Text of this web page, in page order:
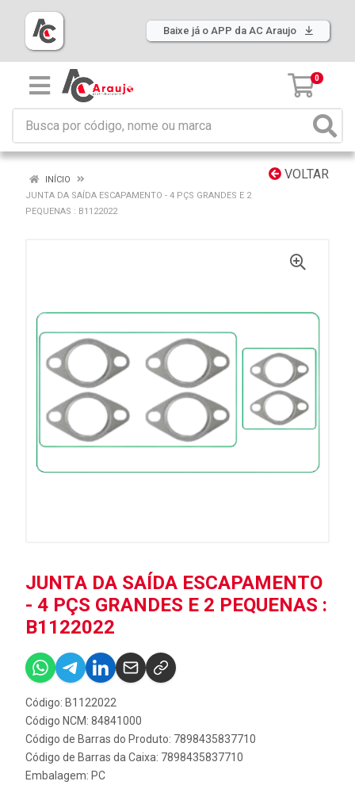
Baixe já o APP da AC Araujo
0
VOLTAR
INÍCIO
JUNTA DA SAÍDA ESCAPAMENTO - 4 PÇS GRANDES E 2
PEQUENAS : B1122022
JUNTA DA SAÍDA ESCAPAMENTO
- 4 PÇS GRANDES E 2 PEQUENAS :
B1122022
Código: B1122022
Código NCM: 84841000
Código de Barras do Produto: 7898435837710
Código de Barras da Caixa: 7898435837710
Embalagem: PC